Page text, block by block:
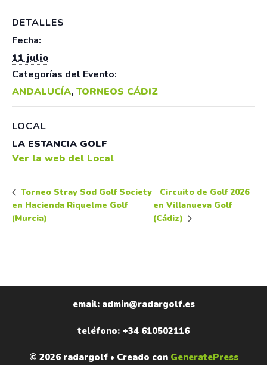
DETALLES
Fecha:
11 julio
Categorías del Evento:
ANDALUCÍA, TORNEOS CÁDIZ
LOCAL
LA ESTANCIA GOLF
Ver la web del Local
Torneo Stray Sod Golf Society
en Hacienda Riquelme Golf
(Murcia)
Circuito de Golf 2026
en Villanueva Golf
(Cádiz)
email: admin@radargolf.es
teléfono: +34 610502116
© 2026 radargolf• Creado con GeneratePress